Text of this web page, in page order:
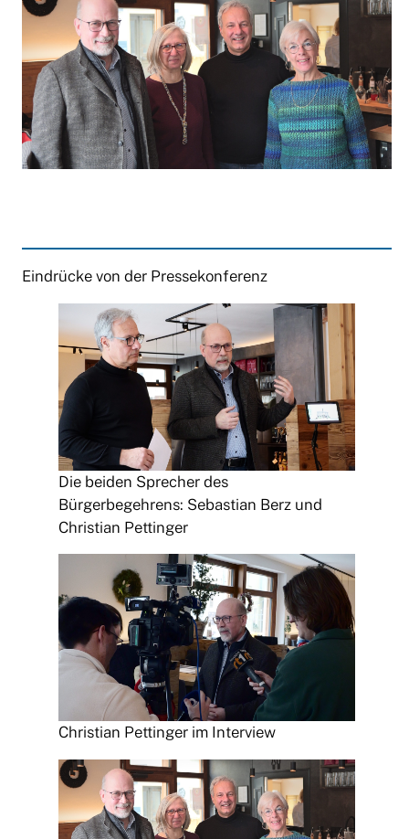
Eindrücke von der Pressekonferenz
Die beiden Sprecher des
Bürgerbegehrens: Sebastian Berz und
Christian Pettinger
Christian Pettinger im Interview